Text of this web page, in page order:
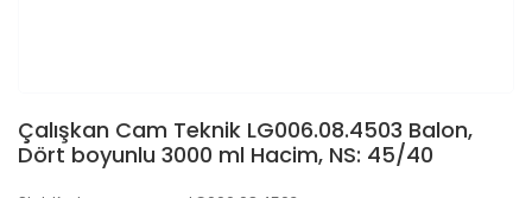
Çalışkan Cam Teknik LG006.08.4503 Balon,
Dört boyunlu 3000 ml Hacim, NS: 45/40